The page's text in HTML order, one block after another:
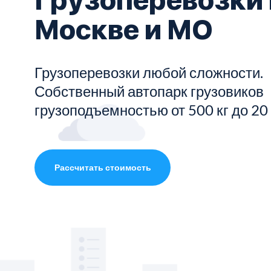
Показать все услуги
Москве и МО
Грузоперевозки любой сложности.
Собственный автопарк грузовиков
грузоподъемностью от 500 кг до 20
Рассчитать стоимость